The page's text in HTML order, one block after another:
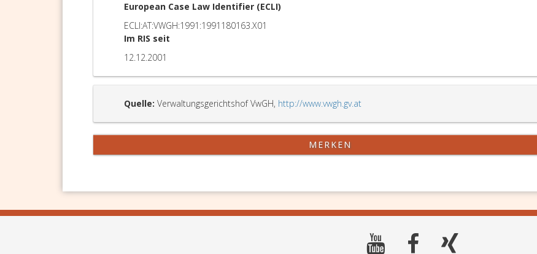
European Case Law Identifier (ECLI)
ECLI:AT:VWGH:1991:1991180163.X01
Im RIS seit
12.12.2001
Quelle: Verwaltungsgerichtshof VwGH, http://www.vwgh.gv.at
MERKEN